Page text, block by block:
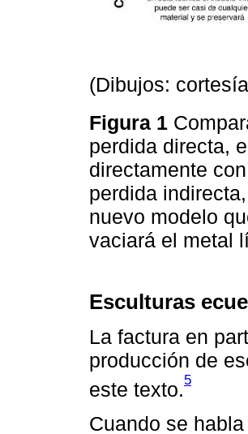
(Dibujos:
Figura 1
perdida directa,
directamente
perdida
nuevo modelo
vaciará el metal
Esculturas
La factura en
producción de
este texto.5
Cuando se